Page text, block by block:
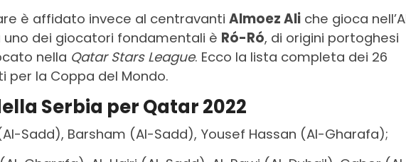
è affidato invece al centravanti Almoez Ali che gioca
uno dei giocatori fondamentali è Ró-Ró, di origini portoghesi
nella Qatar Stars League. Ecco la lista completa dei 26
per la Coppa del Mondo.
Serbia per Qatar 2022
Sadd), Barsham (Al-Sadd), Yousef Hassan (Al-Gharafa);